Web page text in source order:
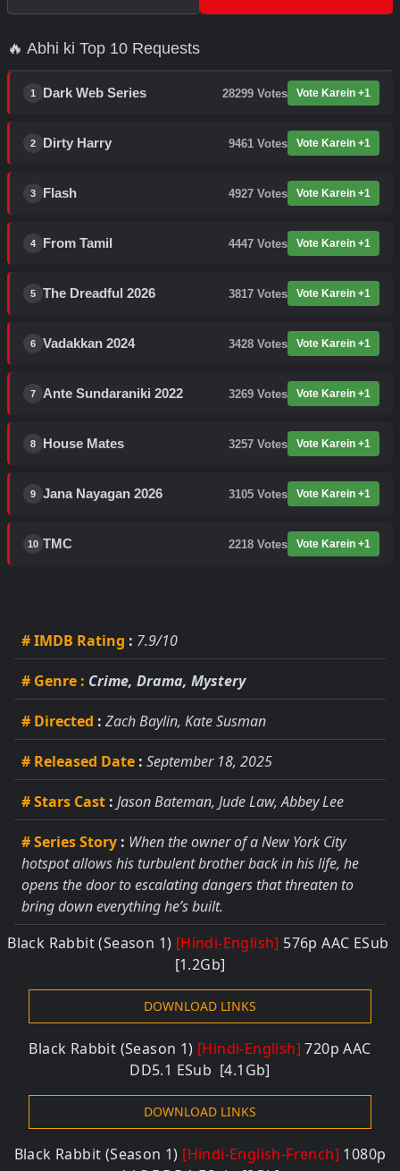
🔥 Abhi ki Top 10 Requests
1 Dark Web Series 28299 Votes Vote Karein +1
2 Dirty Harry 9461 Votes Vote Karein +1
3 Flash 4927 Votes Vote Karein +1
4 From Tamil 4447 Votes Vote Karein +1
5 The Dreadful 2026 3817 Votes Vote Karein +1
6 Vadakkan 2024 3428 Votes Vote Karein +1
7 Ante Sundaraniki 2022 3269 Votes Vote Karein +1
8 House Mates 3257 Votes Vote Karein +1
9 Jana Nayagan 2026 3105 Votes Vote Karein +1
10 TMC 2218 Votes Vote Karein +1
# IMDB Rating : 7.9/10
# Genre : Crime, Drama, Mystery
# Directed : Zach Baylin, Kate Susman
# Released Date : September 18, 2025
# Stars Cast : Jason Bateman, Jude Law, Abbey Lee
# Series Story : When the owner of a New York City
hotspot allows his turbulent brother back in his life, he
opens the door to escalating dangers that threaten to
bring down everything he’s built.
Black Rabbit (Season 1) [Hindi-English] 576p AAC ESub
[1.2Gb]
DOWNLOAD LINKS
Black Rabbit (Season 1) [Hindi-English] 720p AAC
DD5.1 ESub [4.1Gb]
DOWNLOAD LINKS
Black Rabbit (Season 1) [Hindi-English-French] 1080p